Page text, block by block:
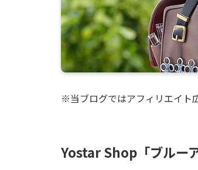
※当ブログではアフィリエイト
Yostar Shop「ブルー